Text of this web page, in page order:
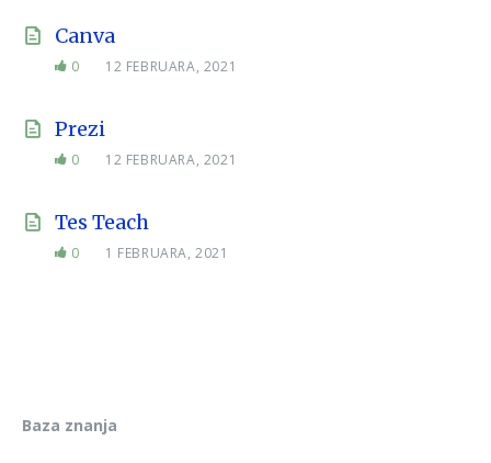
Canva
0 12 FEBRUARA, 2021
Prezi
0 12 FEBRUARA, 2021
Tes Teach
0 1 FEBRUARA, 2021
Baza znanja